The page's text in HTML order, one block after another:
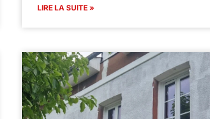
LIRE LA SUITE »